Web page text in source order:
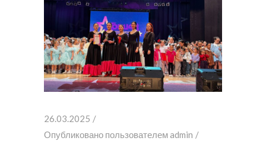
26.03.2025
Опубликовано пользователемadmin